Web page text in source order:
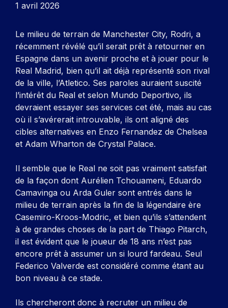
1 avril 2026
Le milieu de terrain de Manchester City, Rodri, a
récemment révélé qu’il serait prêt à retourner en
Espagne dans un avenir proche et à jouer pour le
Real Madrid, bien qu’il ait déjà représenté son rival
de la ville, l’Atletico. Ses paroles auraient suscité
l’intérêt du Real et selon Mundo Deportivo, ils
devraient essayer ses services cet été, mais au cas
où il s’avérerait introuvable, ils ont aligné des
cibles alternatives en Enzo Fernandez de Chelsea
et Adam Wharton de Crystal Palace.
Il semble que le Real ne soit pas vraiment satisfait
de la façon dont Aurélien Tchouameni, Eduardo
Camavinga ou Arda Guler sont entrés dans le
milieu de terrain après la fin de la légendaire ère
Casemiro-Kroos-Modric, et bien qu’ils s’attendent
à de grandes choses de la part de Thiago Pitarch,
il est évident que le joueur de 18 ans n’est pas
encore prêt à assumer un si lourd fardeau. Seul
Federico Valverde est considéré comme étant au
bon niveau à ce stade.
Ils chercheront donc à recruter un milieu de